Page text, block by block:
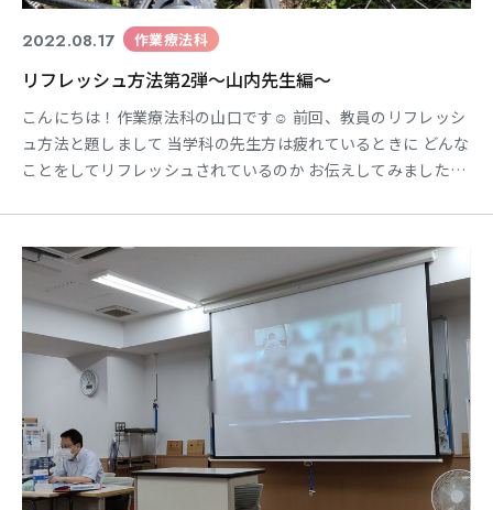
2022.08.17 作業療法科
リフレッシュ方法第2弾～山内先生編～
こんにちは！作業療法科の山口です☺ 前回、教員のリフレッシ
ュ方法と題しまして 当学科の先生方は疲れているときに どんな
ことをしてリフレッシュされているのか お伝えしてみました🍃
方法は「バイクに乗ること」だそうです！🚴 学校でも学校外で
もパワフルに働かれている先生こそ いつ休んでみ